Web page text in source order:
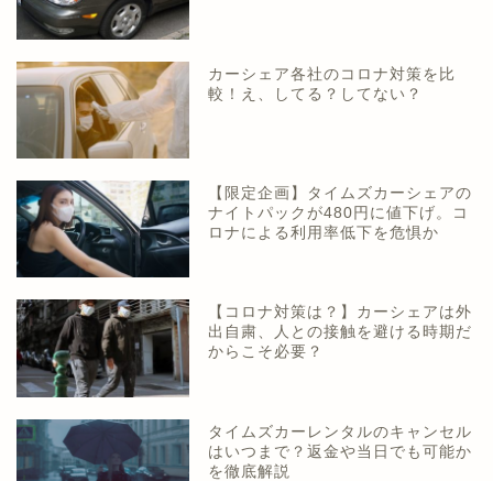
カーシェア各社のコロナ対策を比
較！え、してる？してない？
【限定企画】タイムズカーシェアの
ナイトパックが480円に値下げ。コ
ロナによる利用率低下を危惧か
【コロナ対策は？】カーシェアは外
出自粛、人との接触を避ける時期だ
からこそ必要？
タイムズカーレンタルのキャンセル
はいつまで？返金や当日でも可能か
を徹底解説